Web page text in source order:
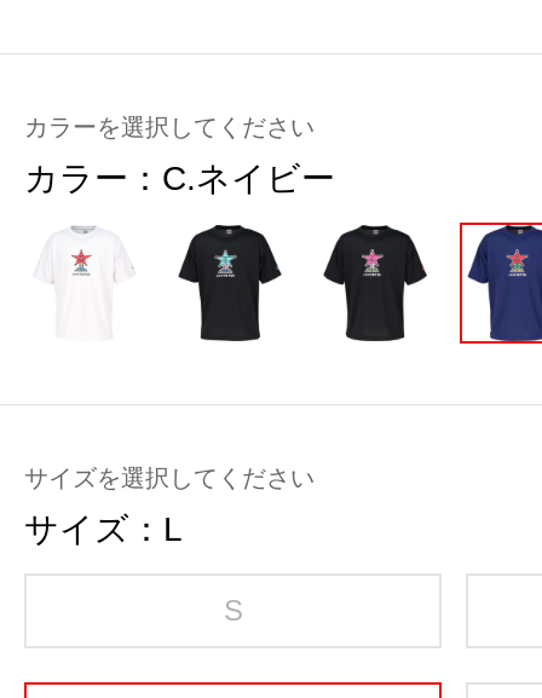
カラーを選択してください
カラー： C.ネイビー
サイズを選択してください
サイズ： L
S